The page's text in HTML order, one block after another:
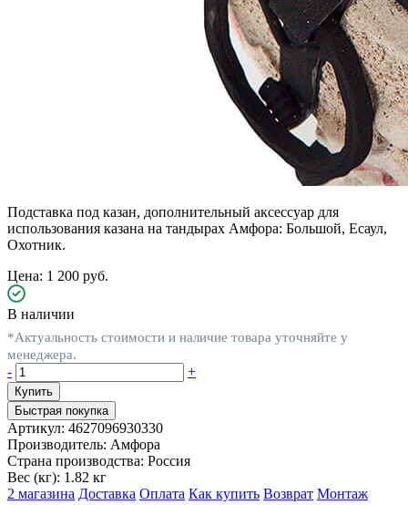
Подставка под казан, дополнительный аксессуар для
использования казана на тандырах Амфора: Большой, Есаул,
Охотник.
Цена: 1 200 руб.
В наличии
*Актуальность стоимости и наличие товара уточняйте у
менеджера.
-
+
Быстрая покупка
Артикул: 4627096930330
Производитель: Амфора
Страна производства: Россия
Вес (кг): 1.82 кг
2 магазина Доставка Оплата Как купить Возврат Монтаж